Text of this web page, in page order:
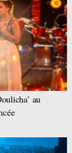
au